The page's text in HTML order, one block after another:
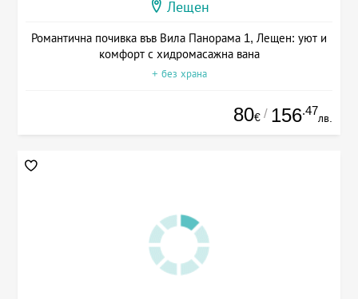
Лещен
Романтична почивка във Вила Панорама 1, Лещен: уют и
комфорт с хидромасажна вана
+ без храна
80€ / 156.47
лв.